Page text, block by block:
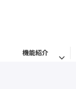
機能紹介